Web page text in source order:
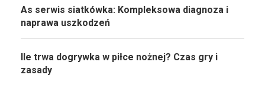
As serwis siatkówka: Kompleksowa diagnoza i
naprawa uszkodzeń
Ile trwa dogrywka w piłce nożnej? Czas gry i
zasady